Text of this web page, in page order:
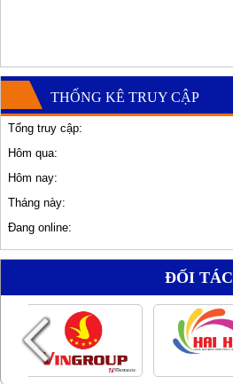
THỐNG KÊ TRUY CẬP
Tổng truy cập:
Hôm qua:
Hôm nay:
Tháng này:
Đang online:
ĐỐI TÁC